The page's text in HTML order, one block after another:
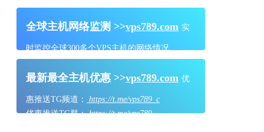
全球主机网络监测 >>vps789.com 实
时监控全球300多个VPS主机的网络情况
最新最全主机优惠 >>vps789.com 优
惠推送TG频道：
https://t.me/vps789_c
优惠推送TG群：https://t.me/vps789